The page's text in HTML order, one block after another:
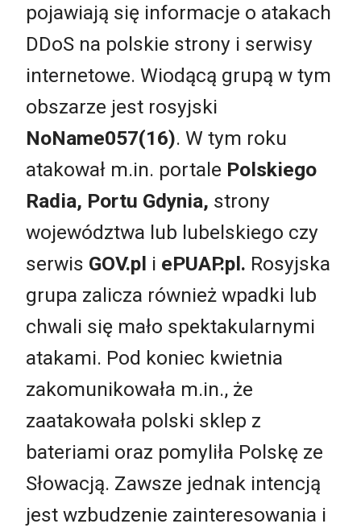
pojawiają się informacje o atakach
DDoS na polskie strony i serwisy
internetowe. Wiodącą grupą w tym
obszarze jest rosyjski
NoName057(16). W tym roku
atakował m.in. portale Polskiego
Radia, Portu Gdynia, strony
województwa lub lubelskiego czy
serwis GOV.pl i ePUAP.pl. Rosyjska
grupa zalicza również wpadki lub
chwali się mało spektakularnymi
atakami. Pod koniec kwietnia
zakomunikowała m.in., że
zaatakowała polski sklep z
bateriami oraz pomyliła Polskę ze
Słowacją. Zawsze jednak intencją
jest wzbudzenie zainteresowania i